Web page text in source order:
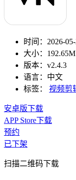
时间： 2026-
大小： 192.65M
版本： v2.4.3
语言： 中文
标签：
视频剪
安卓版下载
APP Store下载
预约
已下架
扫描二维码下载